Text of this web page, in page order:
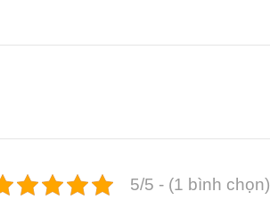
5/5 - (1 bình chọn)